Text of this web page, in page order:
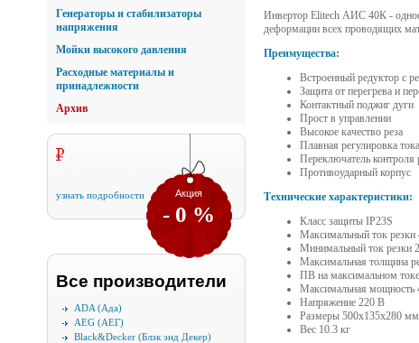
Генераторы и стабилизаторы
напряжения
Мойки высокого давления
Расходные материалы и
принадлежности
Архив
Акция
- 0 %
узнать подробности
Все производители
ADA (Ада)
AEG (АЕГ)
Black&Decker (Блэк энд Декер)
Инвертор Elitech АИС 40К -
деформации всех проводящих
Преимущества:
Встроенный редуктор с
Защита от перегрева и
Контактный поджиг дуги
Прост в управлении
Высокое качество реза
Плавная регулировка тока
Переключатель контроля
Противоударный корпус
Технические характеристики:
Класс защиты IP23S
Максимальный ток резки
Минимальный ток резки
Максимальная толщина
ПВ на максимальном
Максимальная мощность
Напряжение 220 В
Размеры 500х135х280 мм
Вес 10.3 кг